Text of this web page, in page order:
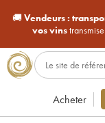
🚚Vendeurs :
vos vins
Acheter